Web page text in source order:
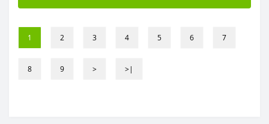
1 2 3 4 5 6 7
8 9 > >|